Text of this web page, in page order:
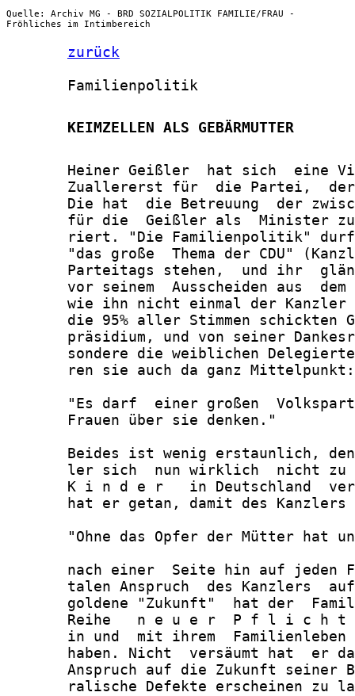
Quelle: Archiv MG - BRD SOZIALPOLITIK FAMILIE/FRAU -
Fröhliches im Intimbereich
zurück
       Familienpolitik
       KEIMZELLEN ALS GEBÄRMUTTER
Heiner Geißler  hat sich  eine
Zuallererst für  die Partei,
Die hat  die Betreuung  der
für die  Geißler als  Minister
riert. "Die Familienpolitik"
"das große  Thema der CDU"
Parteitags stehen,  und ihr
vor seinem  Ausscheiden aus
wie ihn nicht einmal der
die 95% aller Stimmen schickten
präsidium, und von seiner
sondere die weiblichen
       ren sie auch da ganz Mittelpunkt:
"Es darf  einer großen
       Frauen über sie denken."
Beides ist wenig erstaunlich,
ler sich  nun wirklich  nicht
K i n d e r   in Deutschland
hat er getan, damit des Kanzlers
"Ohne das Opfer der Mütter hat
nach einer  Seite hin auf jeden
talen Anspruch  des Kanzlers
goldene "Zukunft"  hat der
Reihe   n e u e r  P f l i c h
in und  mit ihrem
haben. Nicht  versäumt hat  er
Anspruch auf die Zukunft seiner
ralische Defekte erscheinen zu